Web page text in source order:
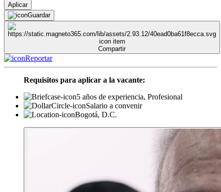
Aplicar
Guardar
Compartir
Reportar
Requisitos para aplicar a la vacante:
5 años de experiencia, Profesional
Salario a convenir
Bogotá, D.C.